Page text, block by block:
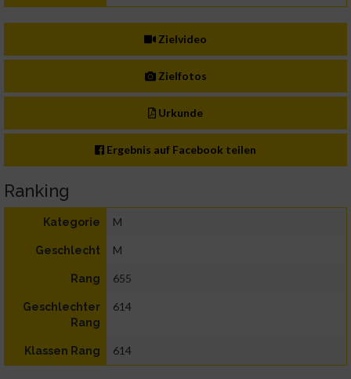
Zielvideo
Zielfotos
Urkunde
Ergebnis auf Facebook teilen
Ranking
Kategorie M
Geschlecht M
Rang 655
Geschlechter
Rang
614
Klassen Rang 614